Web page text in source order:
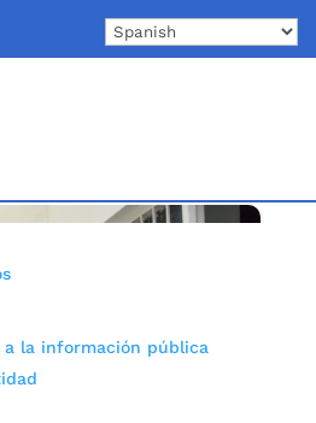
a la información pública
de salud IPC